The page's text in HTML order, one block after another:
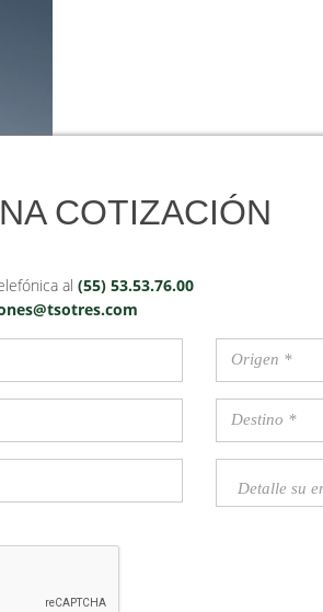
COTIZACIÓN
al(55) 53.53.76.00